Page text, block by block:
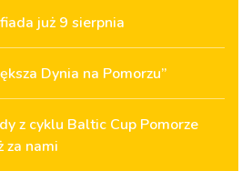
już 9 sierpnia
Dynia na Pomorzu”
z cyklu Baltic Cup Pomorze
za nami